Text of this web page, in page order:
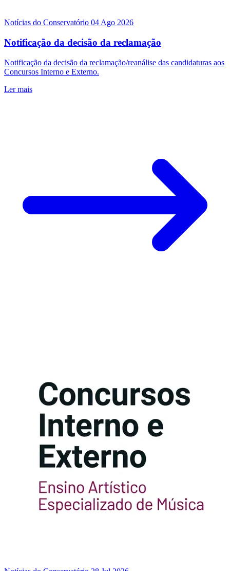
Notícias do Conservatório 04 Ago 2026
Notificação da decisão da reclamação
Notificação da decisão da reclamação/reanálise das candidaturas aos
Concursos Interno e Externo.
Ler mais